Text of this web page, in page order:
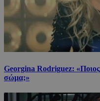
Georgina Rodriguez: «Ποιος
σώμα;»